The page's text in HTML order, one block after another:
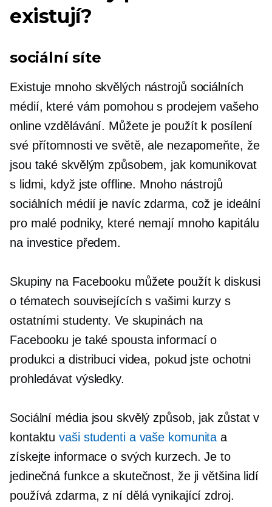
existují?
sociální síte
Existuje mnoho skvělých nástrojů sociálních
médií, které vám pomohou s prodejem vašeho
online vzdělávání. Můžete je použít k posílení
své přítomnosti ve světě, ale nezapomeňte, že
jsou také skvělým způsobem, jak komunikovat
s lidmi, když jste offline. Mnoho nástrojů
sociálních médií je navíc zdarma, což je ideální
pro malé podniky, které nemají mnoho kapitálu
na investice předem.
Skupiny na Facebooku můžete použít k diskusi
o tématech souvisejících s vašimi kurzy s
ostatními studenty. Ve skupinách na
Facebooku je také spousta informací o
produkci a distribuci videa, pokud jste ochotni
prohledávat výsledky.
Sociální média jsou skvělý způsob, jak zůstat v
kontaktuvaši studenti a vaše komunita a
získejte informace o svých kurzech. Je to
jedinečná funkce a skutečnost, že ji většina lidí
používá zdarma, z ní dělá vynikající zdroj.